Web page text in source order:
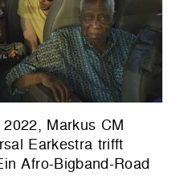
Markus CM
Earkestra trifft
Afro-Bigband-Road